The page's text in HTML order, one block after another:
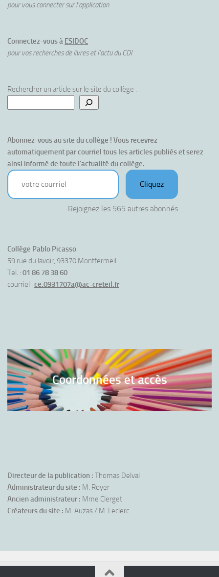
pour vous connecter sur l'application
Connectez-vous à ESIDOC
pour vos recherches de livres et l'actu du CDI
Rechercher un article sur le site du collège :
Abonnez-vous au site du collège ! Vous recevrez
automatiquement par courriel tous les articles publiés et serez
ainsi informé de toute l'actualité du collège.
votre courriel
Cliquez
Rejoignez les 565 autres abonnés
Collège Pablo Picasso
59 rue du lavoir, 93370 Montfermeil
Tel. : 01 86 78 38 60
courriel : ce.0931707a@ac-creteil.fr
Coordonnées et accès
Directeur de la publication : Thomas Delval
Administrateur du site : M. Royer
Ancien administrateur : Mme Clerget
Créateurs du site : M. Auzas / M. Leclerc